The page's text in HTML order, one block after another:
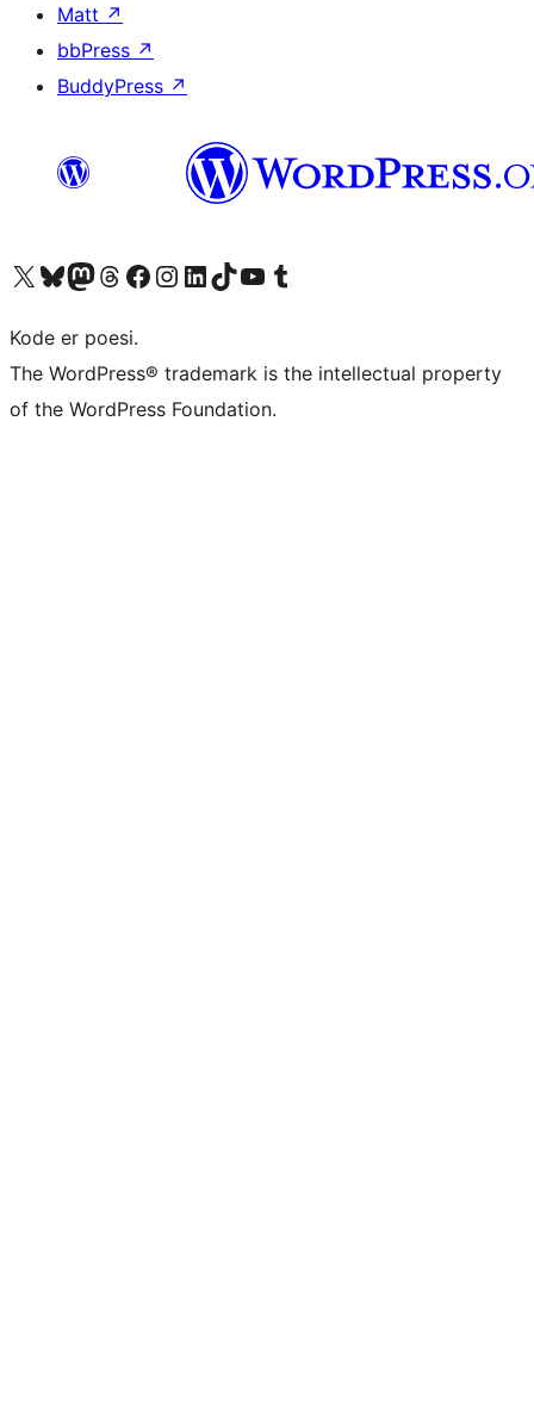
Matt ↗
bbPress ↗
BuddyPress ↗
Besøk vår konto på X Visit our Bluesky account
Besøk vår Mastodon-konto
Visit our Threads account
Besøk vår Facebook-sideBesøk vår Instagram-konto
Besøk vår LinkedIn-konto
Visit our TikTok account
Visit our YouTube channel
Visit our Tumblr account
Kode er poesi.
The WordPress® trademark is the intellectual property
of the WordPress Foundation.